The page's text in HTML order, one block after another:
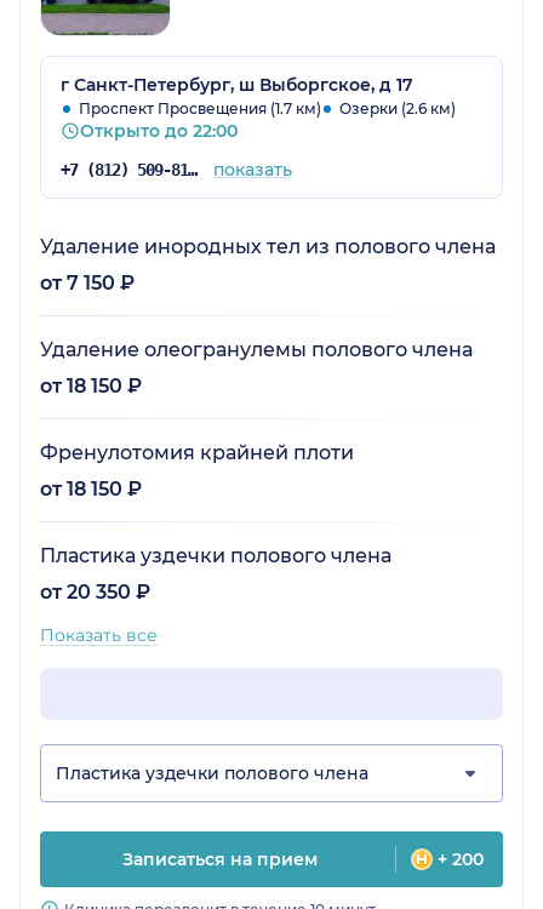
г Санкт-Петербург, ш Выборгское, д 17
Проспект Просвещения (1.7 км) Озерки (2.6 км)
Открыто до 22:00
+7 (812) 509-81-68 показать
Удаление инородных тел из полового члена
от 7 150 ₽
Удаление олеогранулемы полового члена
от 18 150 ₽
Френулотомия крайней плоти
от 18 150 ₽
Пластика уздечки полового члена
от 20 350 ₽
Показать все
Пластика уздечки полового члена
Записаться на прием + 200